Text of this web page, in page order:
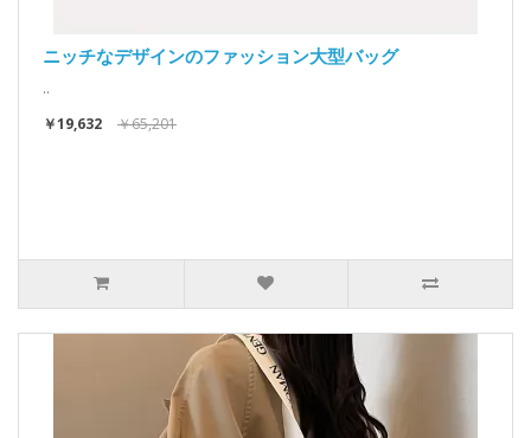
ニッチなデザインのファッション大型バッグ
..
￥19,632
￥65,201